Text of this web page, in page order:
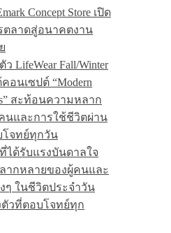
Concept Store เปิด
ตลาดสู่อนาคตงาน
LifeWear Fall/Winter
อนเซปต์ “Modern
สะท้อนความหลาก
นและการใช้ชีวิตผ่าน
โจทย์ทุกวัน
ได้รับแรงบันดาลใจ
ากหลายของผู้คนและ
ๆ ในชีวิตประจำวัน
ตัวที่ตอบโจทย์ทุก